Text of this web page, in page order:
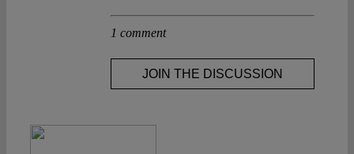
1 comment
JOIN THE DISCUSSION